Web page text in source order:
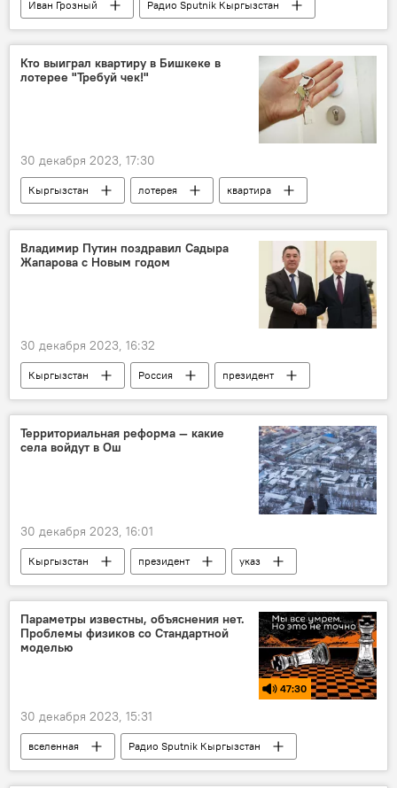
Иван Грозный
Радио Sputnik Кыргызстан
Иосиф Сталин
Москва
метро
история
теория
Подкасты РИА Новости
Кто выиграл квартиру в Бишкеке в
лотерее "Требуй чек!"
30 декабря 2023, 17:30
Кыргызстан лотерея
квартира
приз
Государственная налоговая служба
Чек
Владимир Путин поздравил Садыра
Жапарова с Новым годом
30 декабря 2023, 16:32
Кыргызстан Россия
президент
Садыр Жапаров
Владимир Путин
поздравления
Новый год
Территориальная реформа — какие
села войдут в Ош
30 декабря 2023, 16:01
Кыргызстан президент
указ
село
Ош
Садыр Жапаров
Параметры известны, объяснения нет.
Проблемы физиков со Стандартной
моделью
47:30
30 декабря 2023, 15:31
вселенная
Радио Sputnik Кыргызстан
энергия
физика
материя